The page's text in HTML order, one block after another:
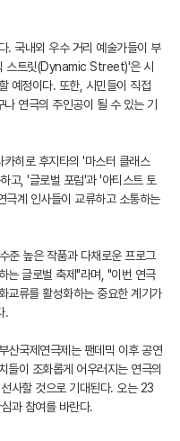
. 국내외 우수 거리 예술가들이 부
스트릿(Dynamic Street)'은 시
예정이다. 또한, 시민들이 직접
연극의 주인공이 될 수 있는 기
히로 후지타의 '마스터 클래스
고, '글로벌 포럼'과 '아티스트 토
극계 인사들이 교류하고 소통하는
준 높은 작품과 다채로운 프로그
는 글로벌 축제"라며, "이번 연극
교류를 활성화하는 중요한 계기가
.
산국제연극제는 팬데믹 이후 공연
들이 조화롭게 어우러지는 연극의
사할 것으로 기대된다. 오는 23
과 참여를 바란다.